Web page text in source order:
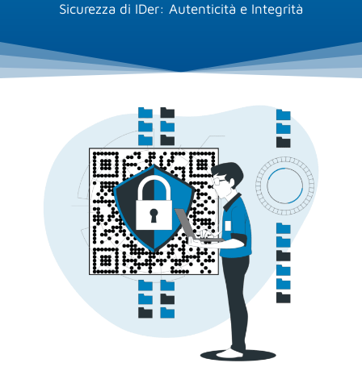
Sicurezza di IDer: Autenticità e Integrità